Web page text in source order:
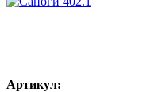
Артикул: